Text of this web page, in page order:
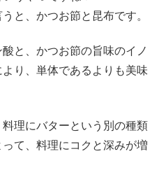
と、かつお節と昆布です。
と、かつお節の旨味のイノ
り、単体であるよりも美味
理にバターという別の種類
て、料理にコクと深みが増